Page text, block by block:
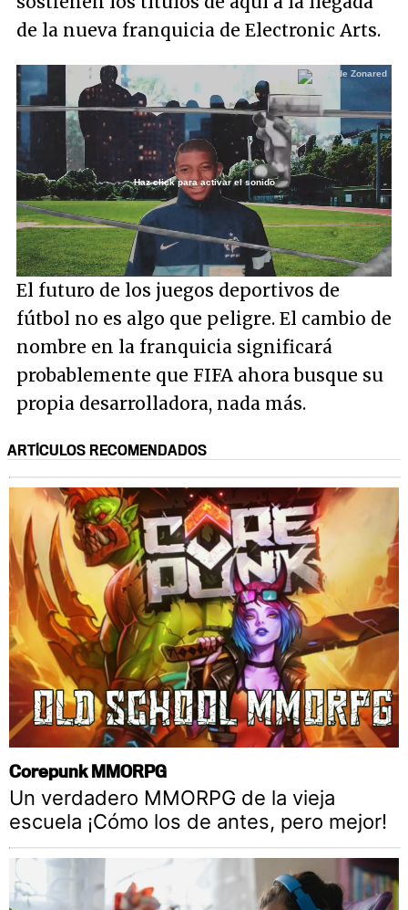
de la nueva franquicia de Electronic Arts.
Unmute /
Loaded
30.65%
Haz click para activar el sonido
El futuro de los juegos deportivos de
fútbol no es algo que peligre. El cambio de
nombre en la franquicia significará
probablemente que FIFA ahora busque su
propia desarrolladora, nada más.
ARTÍCULOS RECOMENDADOS
Corepunk MMORPG
Un verdadero MMORPG de la vieja
escuela ¡Cómo los de antes, pero mejor!